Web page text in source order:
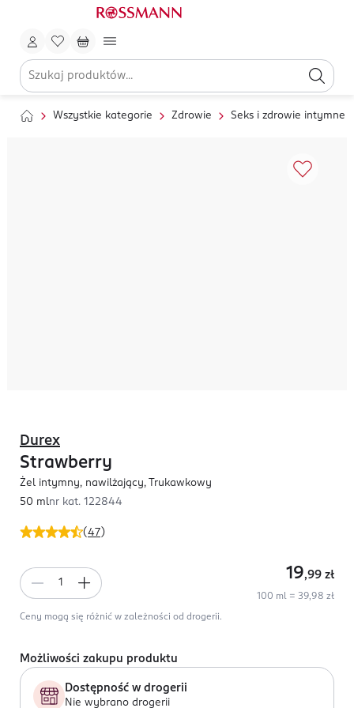
Wszystkie kategorie Zdrowie Seks i zdrowie intymne
(47)
Durex
Strawberry
Żel intymny, nawilżający, Trukawkowy
50 mlnr kat. 122844
19,99 zł
100 ml = 39,98 zł
Ceny mogą się różnić w zależności od drogerii.
Możliwości zakupu produktu
Dostępność w drogerii
Nie wybrano drogerii